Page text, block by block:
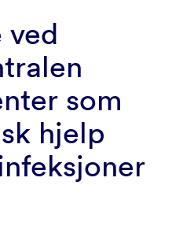
ved
som
hjelp